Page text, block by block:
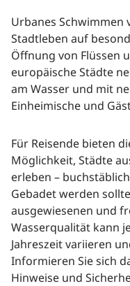
Urbanes
Stadtleben auf
Öffnung von Flüssen
europäische Städte
am Wasser und mit
Einheimische und
Für Reisende bieten
Möglichkeit, Städte
erleben –
Gebadet werden
ausgewiesenen und
Wasserqualität kann
Jahreszeit variieren
Informieren Sie sich
Hinweise und